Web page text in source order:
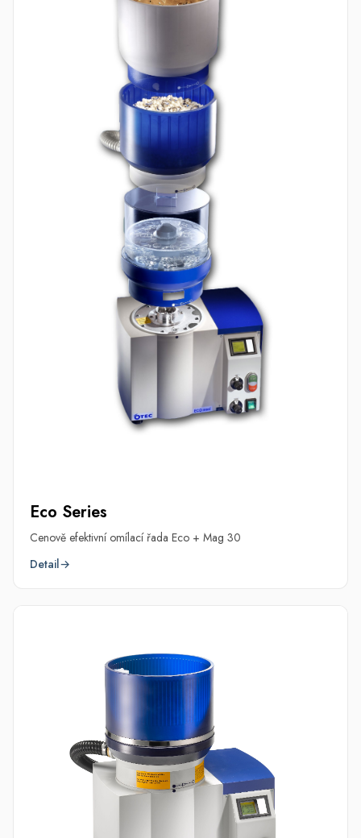
Eco Series
Cenově efektivní omílací řada Eco + Mag 30
Detail→